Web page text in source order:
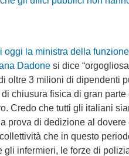
oggi la ministra della funzione
Dadone si dice “orgogliosa
oltre 3 milioni di dipendenti
chiusura fisica di gran parte
Credo che tutti gli italiani
prova di dedizione al dovere
che in questo
gli infermieri, le forze di